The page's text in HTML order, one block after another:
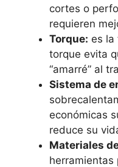
cortes o
requieren
Torque: es la
torque evita
“amarré” al
Sistema de
económicas
reduce su
Materiales
herramientas